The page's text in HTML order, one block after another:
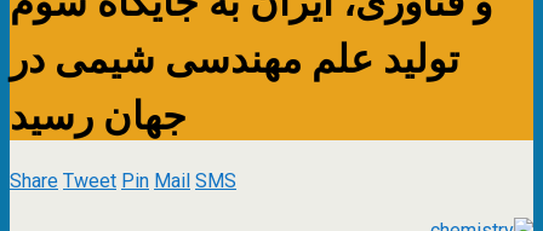
تولید علم مهندسی شیمی در
جهان رسید
ShareTweetPinMailSMS